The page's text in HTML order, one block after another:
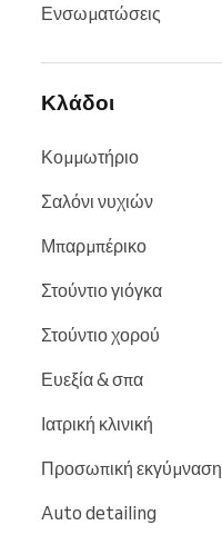
Ενσωματώσεις
Κλάδοι
Κομμωτήριο
Σαλόνι νυχιών
Μπαρμπέρικο
Στούντιο γιόγκα
Στούντιο χορού
Ευεξία & σπα
Ιατρική κλινική
Προσωπική εκγύμναση
Auto detailing